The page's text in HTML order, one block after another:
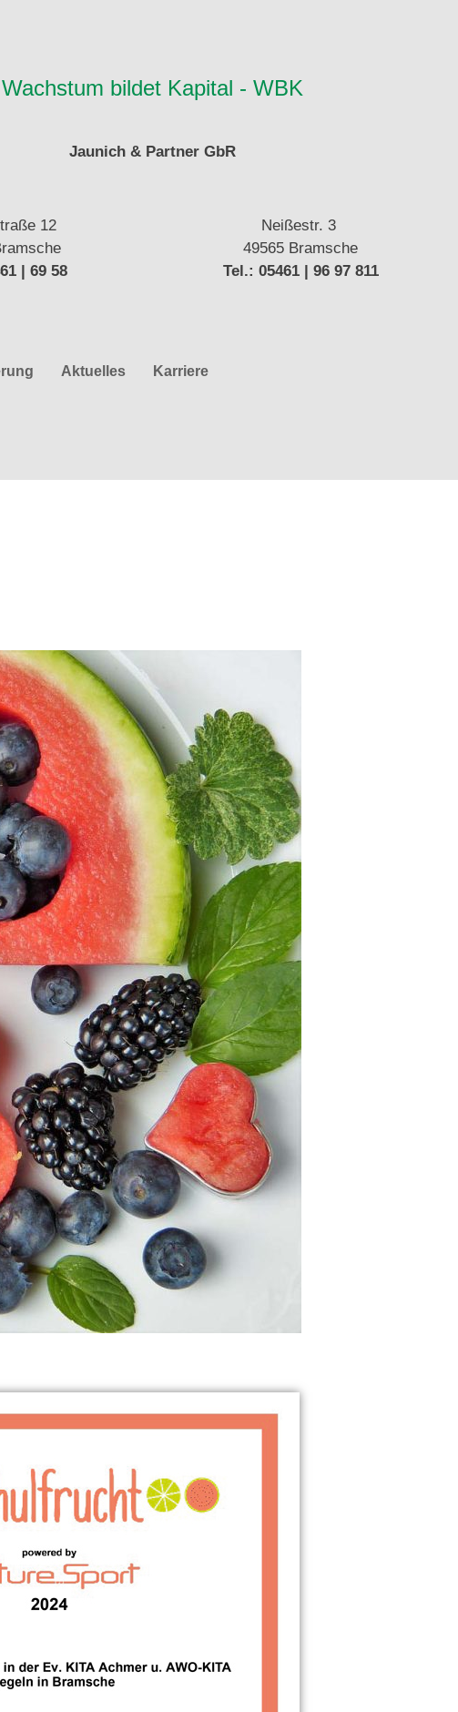
Wachstum bildet Kapital - WBK
Jaunich & Partner GbR
12
| 69 58
Neißestr. 3
49565 Bramsche
Tel.: 05461 | 96 97 811
Aktuelles Karriere